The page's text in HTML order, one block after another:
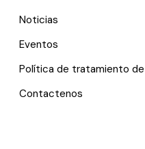
Noticias
Eventos
Política de tratamiento
Contactenos